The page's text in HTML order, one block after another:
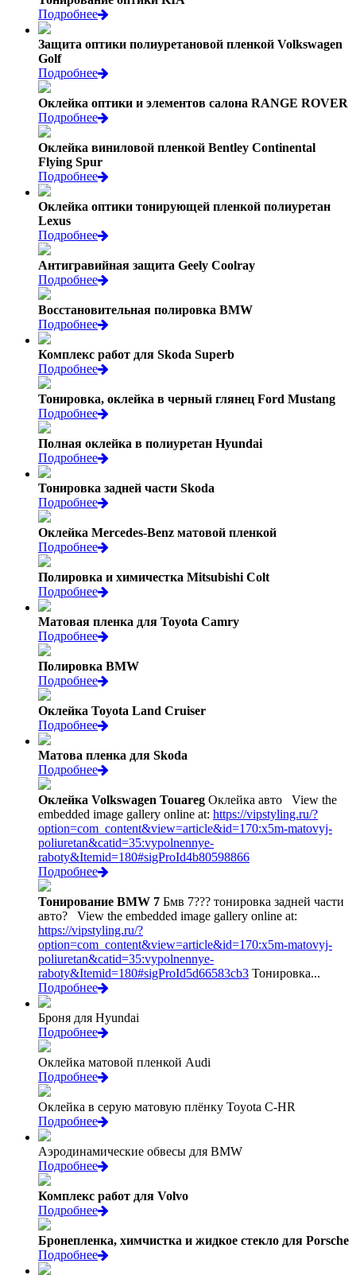
Подробнее
Защита оптики полиуретановой пленкой Volkswagen
Golf
Подробнее
Оклейка оптики и элементов салона RANGE ROVER
Подробнее
Оклейка виниловой пленкой Bentley Continental
Flying Spur
Подробнее
Оклейка оптики тонирующей пленкой полиуретан
Lexus
Подробнее
Антигравийная защита Geely Coolray
Подробнее
Восстановительная полировка BMW
Подробнее
Комплекс работ для Skoda Superb
Подробнее
Тонировка, оклейка в черный глянец Ford Mustang
Подробнее
Полная оклейка в полиуретан Hyundai
Подробнее
Тонировка задней части Skoda
Подробнее
Оклейка Mercedes-Benz матовой пленкой
Подробнее
Полировка и химичестка Mitsubishi Colt
Подробнее
Матовая пленка для Toyota Camry
Подробнее
Полировка BMW
Подробнее
Оклейка Toyota Land Cruiser
Подробнее
Матова пленка для Skoda
Подробнее
Оклейка Volkswagen Touareg Оклейка авто
View the
embedded image gallery online at: https://vipstyling.ru/?
option=com_content&view=article&id=170:x5m-matovyj-
poliuretan&catid=35:vypolnennye-
raboty&Itemid=180#sigProId4b80598866
Подробнее
Тонирование BMW 7 Бмв 7??? тонировка задней части
авто?
View the embedded image gallery online at:
https://vipstyling.ru/?
option=com_content&view=article&id=170:x5m-matovyj-
poliuretan&catid=35:vypolnennye-
raboty&Itemid=180#sigProId5d66583cb3 Тонировка...
Подробнее
Броня для Hyundai
Подробнее
Оклейка матовой пленкой Audi
Подробнее
Оклейка в серую матовую плёнку Toyota C-HR
Подробнее
Аэродинамические обвесы для BMW
Подробнее
Комплекс работ для Volvo
Подробнее
Бронепленка, химчистка и жидкое стекло для Porsche
Подробнее